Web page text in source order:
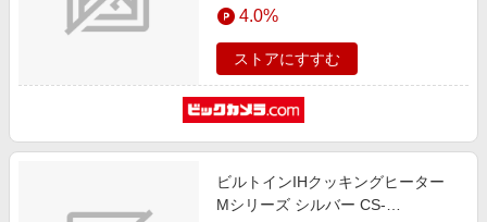
4.0%
ストアにすすむ
ビルトインIHクッキングヒーター
Mシリーズ シルバー CS-